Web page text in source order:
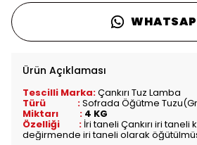
Ürün Açıklaması
Tescilli Marka:Çankırı Tuz Lamba
Türü :Sofrada Öğütme
Miktarı : 4 KG
Özelliği : İri taneli Çankırı iri taneli
değirmende iri taneli olarak